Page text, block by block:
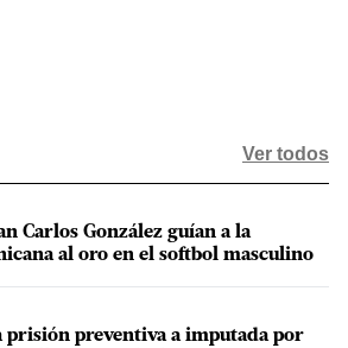
Ver todos
Carlos González guían a la
al oro en el softbol masculino
prisión preventiva a imputada por